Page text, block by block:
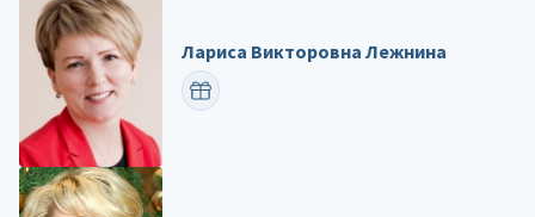
Лариса Викторовна Лежнина
ПОЗДРАВИТЬ